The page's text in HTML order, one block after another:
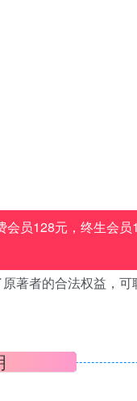
员128元，终生会
著者的合法权益，